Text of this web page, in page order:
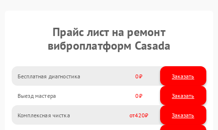
Прайс лист на ремонт
виброплатформ Casada
Бесплатная диагностика 0 Заказать
Выезд мастера 0 Заказать
Комплексная чистка 420